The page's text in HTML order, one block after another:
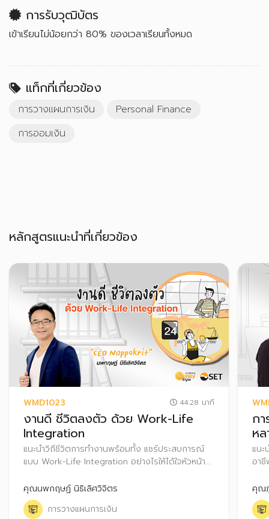
การรับวุฒิบัตร
เข้าเรียนไม่น้อยกว่า 80% ของเวลาเรียนทั้งหมด
แท็กที่เกี่ยวข้อง
การวางแผนการเงิน
Personal Finance
การออมเงิน
หลักสูตรแนะนำที่เกี่ยวข้อง
WMD1023 44:28 นาที
งานดี ชีวิตลงตัว ด้วย Work-Life
Integration
แนะนำวิถีชีวิตการทำงานพร้อมทั้ง แชร์ประสบการณ์
แบบ Work-Life Integration อย่างไรให้ได้ใจหัวหน้า
เรื่องเกี่ยวกับการวางแผนบริหารการเงิน โดยนำ
แนวคิด Work-Life Integration มาใช้ บริหารจัดการ
ด้านการเงินได้อย่างมั่นใจ
คุณนพกฤษฏ์ นิธิเลิศวิจิตร
การวางแผนการเงิน
ก
ห
แน
อา
การ
เพื่
คุณ